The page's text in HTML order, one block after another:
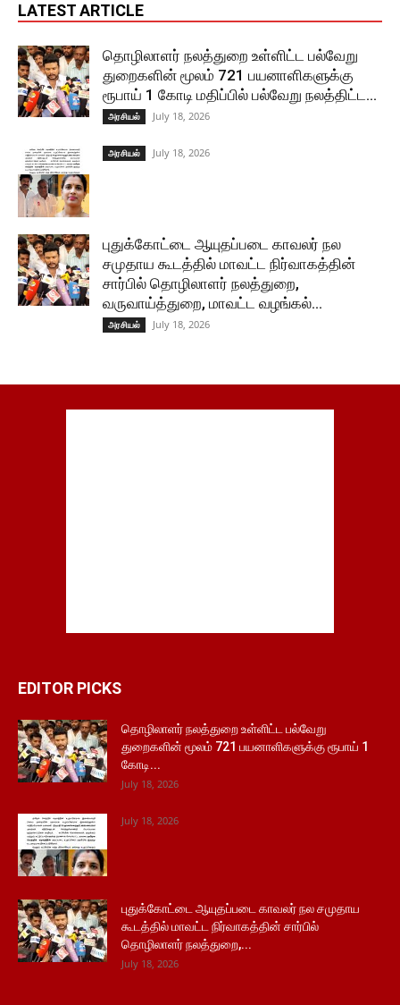
LATEST ARTICLE
தொழிலாளர் நலத்துறை உள்ளிட்ட பல்வேறு
துறைகளின் மூலம் 721 பயனாளிகளுக்கு
ரூபாய் 1 கோடி மதிப்பில் பல்வேறு நலத்திட்ட...
அரசியல் July 18, 2026
அரசியல் July 18, 2026
புதுக்கோட்டை ஆயுதப்படை காவலர் நல
சமுதாய கூடத்தில் மாவட்ட நிர்வாகத்தின்
சார்பில் தொழிலாளர் நலத்துறை,
வருவாய்த்துறை, மாவட்ட வழங்கல்...
அரசியல் July 18, 2026
EDITOR PICKS
தொழிலாளர் நலத்துறை உள்ளிட்ட பல்வேறு
துறைகளின் மூலம் 721 பயனாளிகளுக்கு ரூபாய் 1
கோடி...
July 18, 2026
July 18, 2026
புதுக்கோட்டை ஆயுதப்படை காவலர் நல சமுதாய
கூடத்தில் மாவட்ட நிர்வாகத்தின் சார்பில்
தொழிலாளர் நலத்துறை,...
July 18, 2026